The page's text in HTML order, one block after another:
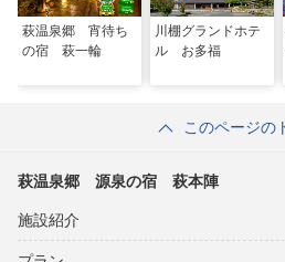
萩温泉郷 宵待ち
の宿 萩一輪
川棚グランドホテ
ル お多福
このページの
萩温泉郷 源泉の宿 萩本陣
施設紹介